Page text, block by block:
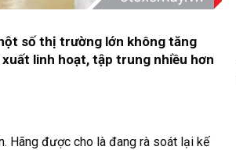
số thị trường lớn không tăng
linh hoạt, tập trung nhiều hơn
Hãng được cho là đang rà soát lại kế